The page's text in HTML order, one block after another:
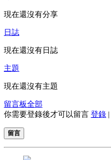
現在還沒有分享
日誌
現在還沒有日誌
主題
現在還沒有主題
留言板全部
你需要登錄後才可以留言 登錄 |
留言